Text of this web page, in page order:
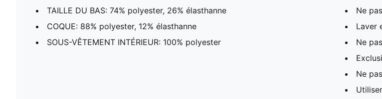
TAILLE DU BAS: 74% polyester, 26% élasthanne
COQUE: 88% polyester, 12% élasthanne
SOUS-VÊTEMENT INTÉRIEUR: 100% polyester
Ne
Laver
Ne
Ne